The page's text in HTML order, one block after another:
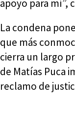
apoyo para mí”,
La condena
que más
cierra un largo
de Matías Puca
reclamo de